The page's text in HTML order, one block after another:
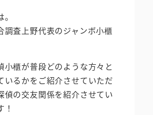
調査上野代表のジャンボ小櫃
小櫃が普段どのような方々と
いるかをご紹介させていただ
偵の交友関係を紹介させてい